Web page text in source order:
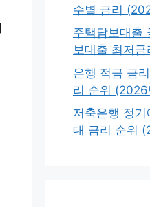
수별 금리
주택담보대출
보대출 최저
은행 적금 금
리 순위
저축은행 정
대 금리 순위